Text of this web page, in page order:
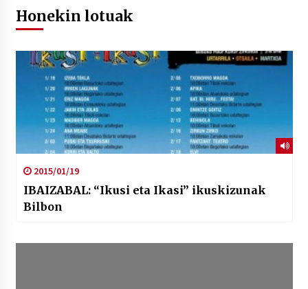
Honekin lotuak
2015/01/19
IBAIZABAL: “Ikusi eta Ikasi” ikuskizunak
Bilbon